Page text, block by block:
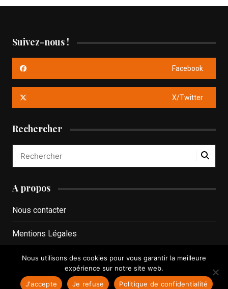
Suivez-nous !
Facebook
X/Twitter
Rechercher
A propos
Nous contacter
Mentions Légales
Politique de confidentialité
Nous utilisons des cookies pour vous garantir la meilleure
expérience sur notre site web.
J'accepte
Je refuse Politique de confidentialité